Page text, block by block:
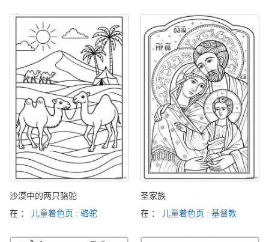
沙漠中的两只骆驼
在 ：
儿童着色页 : 骆驼
圣家族
在 ：
儿童着色页 : 基督教